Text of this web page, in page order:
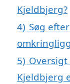
Kjeldbjerg?
4) Søg
5)
Kjeldbjerg